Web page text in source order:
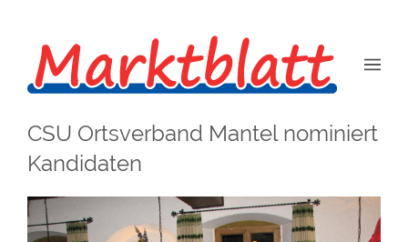
CSU Ortsverband Mantel nominiert
Kandidaten